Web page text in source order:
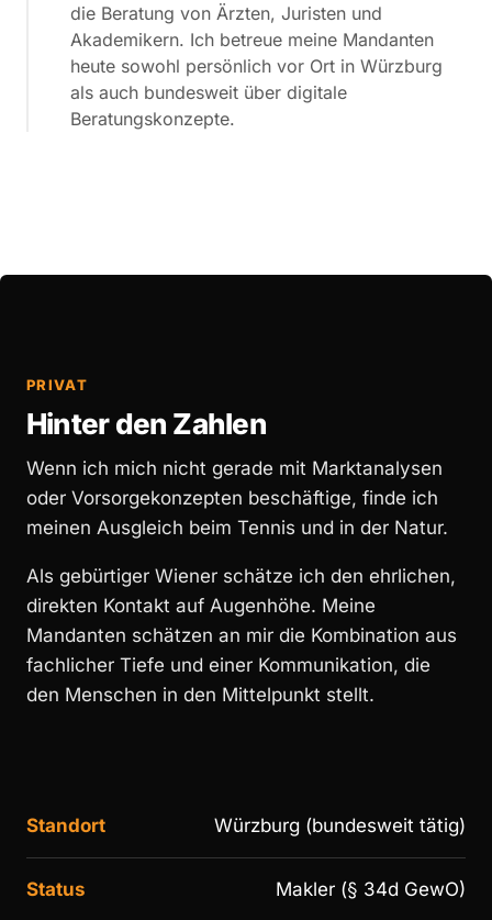
die Beratung von Ärzten, Juristen und
Akademikern. Ich betreue meine Mandanten
heute sowohl persönlich vor Ort in Würzburg
als auch bundesweit über digitale
Beratungskonzepte.
PRIVAT
Hinter den Zahlen
Wenn ich mich nicht gerade mit Marktanalysen
oder Vorsorgekonzepten beschäftige, finde ich
meinen Ausgleich beim Tennis und in der Natur.
Als gebürtiger Wiener schätze ich den ehrlichen,
direkten Kontakt auf Augenhöhe. Meine
Mandanten schätzen an mir die Kombination aus
fachlicher Tiefe und einer Kommunikation, die
den Menschen in den Mittelpunkt stellt.
Standort Würzburg (bundesweit tätig)
Status Makler (§ 34d GewO)